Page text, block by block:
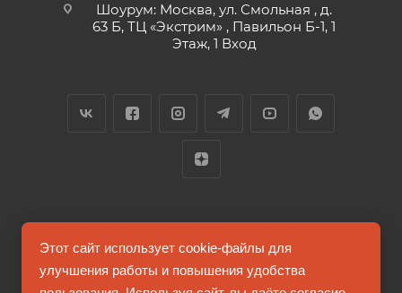
Шоурум: Москва, ул. Смольная , д.
63 Б, ТЦ «Экстрим» , Павильон Б-1, 1
Этаж, 1 Вход
2026 © FUTUMAG.RU
Этот сайт использует cookie-файлы для
улучшения работы и повышения удобства